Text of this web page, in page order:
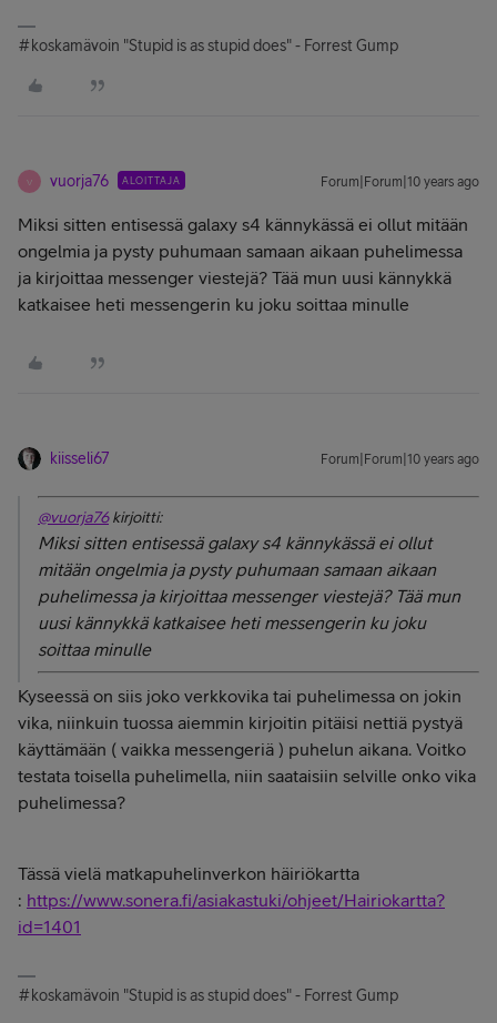
#koskamävoin "Stupid is as stupid does" - Forrest Gump
V vuorja76 ALOITTAJA Forum|Forum|10 years ago
Miksi sitten entisessä galaxy s4 kännykässä ei ollut mitään
ongelmia ja pysty puhumaan samaan aikaan puhelimessa
ja kirjoittaa messenger viestejä? Tää mun uusi kännykkä
katkaisee heti messengerin ku joku soittaa minulle
kiisseli67 Forum|Forum|10 years ago
@vuorja76kirjoitti:
Miksi sitten entisessä galaxy s4 kännykässä ei ollut
mitään ongelmia ja pysty puhumaan samaan aikaan
puhelimessa ja kirjoittaa messenger viestejä? Tää mun
uusi kännykkä katkaisee heti messengerin ku joku
soittaa minulle
Kyseessä on siis joko verkkovika tai puhelimessa on jokin
vika, niinkuin tuossa aiemmin kirjoitin pitäisi nettiä pystyä
käyttämään ( vaikka messengeriä ) puhelun aikana. Voitko
testata toisella puhelimella, niin saataisiin selville onko vika
puhelimessa?
Tässä vielä matkapuhelinverkon häiriökartta
: https://www.sonera.fi/asiakastuki/ohjeet/Hairiokartta?
id=1401
#koskamävoin "Stupid is as stupid does" - Forrest Gump